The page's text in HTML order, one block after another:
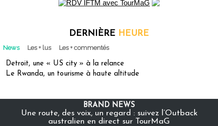
DERNIÈRE HEURE
News Les + lus Les + commentés
Detroit, une « US city » à la relance
Le Rwanda, un tourisme à haute altitude
BRAND NEWS
Une route, des voix, un regard : suivez l’Outback
australien en direct sur TourMaG